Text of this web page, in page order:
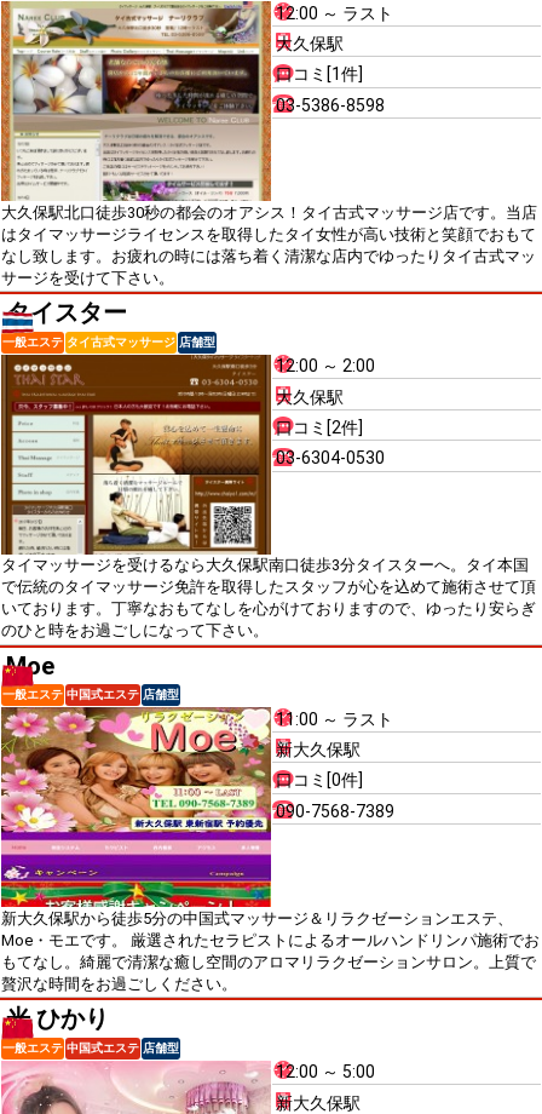
12:00 ～ ラスト
大久保駅
口コミ[1件]
03-5386-8598
大久保駅北口徒歩30秒の都会のオアシス！タイ古式マッサージ店です。当店
はタイマッサージライセンスを取得したタイ女性が高い技術と笑顔でおもて
なし致します。お疲れの時には落ち着く清潔な店内でゆったりタイ古式マッ
サージを受けて下さい。
タイスター
一般エステ タイ古式マッサージ 店舗型
12:00 ～ 2:00
大久保駅
口コミ[2件]
03-6304-0530
タイマッサージを受けるなら大久保駅南口徒歩3分タイスターへ。タイ本国
で伝統のタイマッサージ免許を取得したスタッフが心を込めて施術させて頂
いております。丁寧なおもてなしを心がけておりますので、ゆったり安らぎ
のひと時をお過ごしになって下さい。
Moe
一般エステ 中国式エステ 店舗型
11:00 ～ ラスト
新大久保駅
口コミ[0件]
090-7568-7389
新大久保駅から徒歩5分の中国式マッサージ＆リラクゼーションエステ、
Moe・モエです。 厳選されたセラピストによるオールハンドリンパ施術でお
もてなし。綺麗で清潔な癒し空間のアロマリラクゼーションサロン。上質で
贅沢な時間をお過ごしください。
光 ひかり
一般エステ 中国式エステ 店舗型
12:00 ～ 5:00
新大久保駅